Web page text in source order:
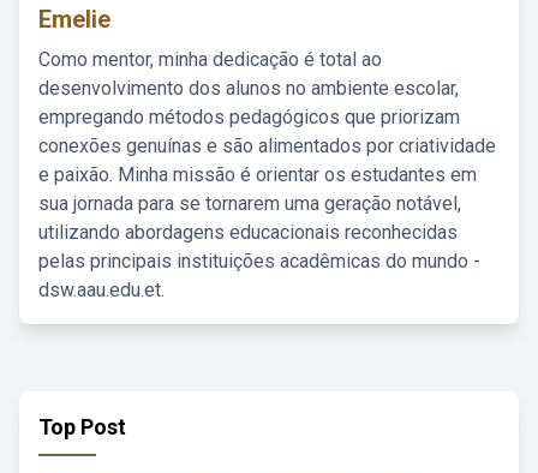
Emelie
Como mentor, minha dedicação é total ao
desenvolvimento dos alunos no ambiente escolar,
empregando métodos pedagógicos que priorizam
conexões genuínas e são alimentados por criatividade
e paixão. Minha missão é orientar os estudantes em
sua jornada para se tornarem uma geração notável,
utilizando abordagens educacionais reconhecidas
pelas principais instituições acadêmicas do mundo -
dsw.aau.edu.et.
Top Post